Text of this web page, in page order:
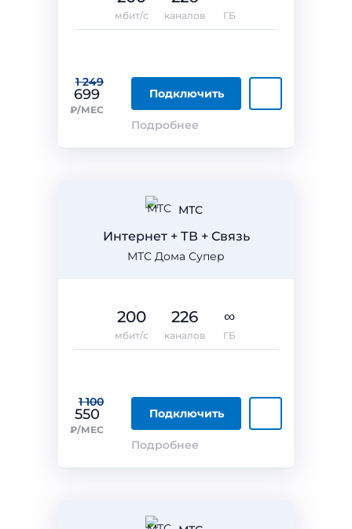
1 249
699
₽/МЕС
Подключить
Подробнее
мбит/с каналов ГБ
МТС
МТС Дома Супер
Интернет + ТВ + Связь
1 100
550
₽/МЕС
Подключить
Подробнее
200
мбит/с
226
каналов
∞
ГБ